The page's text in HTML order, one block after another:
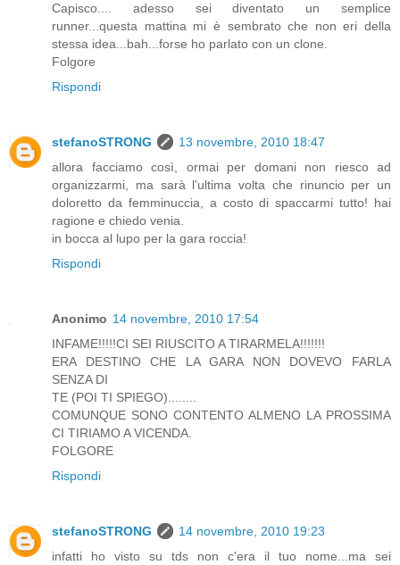
Capisco.... adesso sei diventato un semplice
runner...questa mattina mi è sembrato che non eri della
stessa idea...bah...forse ho parlato con un clone.
Folgore
Rispondi
stefanoSTRONG
13 novembre, 2010 18:47
allora facciamo così, ormai per domani non riesco ad
organizzarmi, ma sarà l'ultima volta che rinuncio per un
doloretto da femminuccia, a costo di spaccarmi tutto! hai
ragione e chiedo venia.
in bocca al lupo per la gara roccia!
Rispondi
Anonimo 14 novembre, 2010 17:54
INFAME!!!!!CI SEI RIUSCITO A TIRARMELA!!!!!!!
ERA DESTINO CHE LA GARA NON DOVEVO FARLA
SENZA DI
TE (POI TI SPIEGO)........
COMUNQUE SONO CONTENTO ALMENO LA PROSSIMA
CI TIRIAMO A VICENDA.
FOLGORE
Rispondi
stefanoSTRONG
14 novembre, 2010 19:23
infatti ho visto su tds non c'era il tuo nome...ma sei